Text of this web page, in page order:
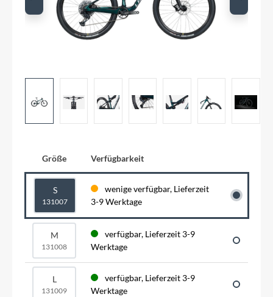
Größe Verfügbarkeit
S
131007
wenige verfügbar, Lieferzeit
3-9 Werktage
M
131008
verfügbar, Lieferzeit 3-9
Werktage
L
131009
verfügbar, Lieferzeit 3-9
Werktage